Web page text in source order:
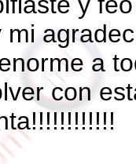
mi
a
con